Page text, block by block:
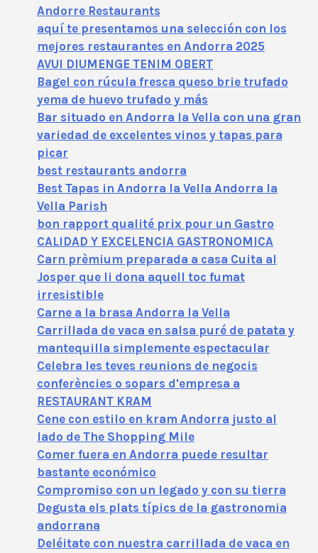
Andorre Restaurants
aquí te presentamos una selección con los
mejores restaurantes en Andorra 2025
AVUI DIUMENGE TENIM OBERT
Bagel con rúcula fresca queso brie trufado
yema de huevo trufado y más
Bar situado en Andorra la Vella con una gran
variedad de excelentes vinos y tapas para
picar
best restaurants andorra
Best Tapas in Andorra la Vella Andorra la
Vella Parish
bon rapport qualité prix pour un Gastro
CALIDAD Y EXCELENCIA GASTRONOMICA
Carn prèmium preparada a casa Cuita al
Josper que li dona aquell toc fumat
irresistible
Carne a la brasa Andorra la Vella
Carrillada de vaca en salsa puré de patata y
mantequilla simplemente espectacular
Celebra les teves reunions de negocis
conferències o sopars d'empresa a
RESTAURANT KRAM
Cene con estilo en kram Andorra justo al
lado de The Shopping Mile
Comer fuera en Andorra puede resultar
bastante económico
Compromiso con un legado y con su tierra
Degusta els plats típics de la gastronomia
andorrana
Deléitate con nuestra carrillada de vaca en